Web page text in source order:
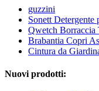
guzzini
Sonett Detergente
Qwetch Borraccia
Brabantia Copri
Cintura da
Nuovi prodotti: